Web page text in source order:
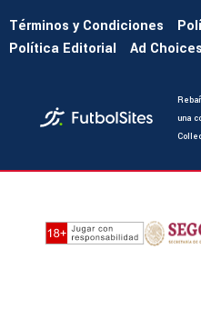
Términos y Condiciones
Política Editorial
Ad Choices
una